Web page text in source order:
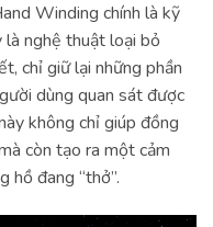
Winding chính là kỹ
nghệ thuật loại bỏ
chỉ giữ lại những phần
dùng quan sát được
không chỉ giúp đồng
còn tạo ra một cảm
hồ đang “thở”.